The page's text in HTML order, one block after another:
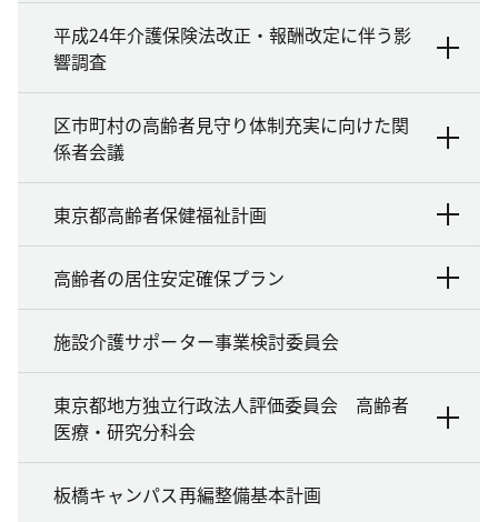
平成24年介護保険法改正・報酬改定に伴う影
響調査
区市町村の高齢者見守り体制充実に向けた関
係者会議
東京都高齢者保健福祉計画
高齢者の居住安定確保プラン
施設介護サポーター事業検討委員会
東京都地方独立行政法人評価委員会 高齢者
医療・研究分科会
板橋キャンパス再編整備基本計画